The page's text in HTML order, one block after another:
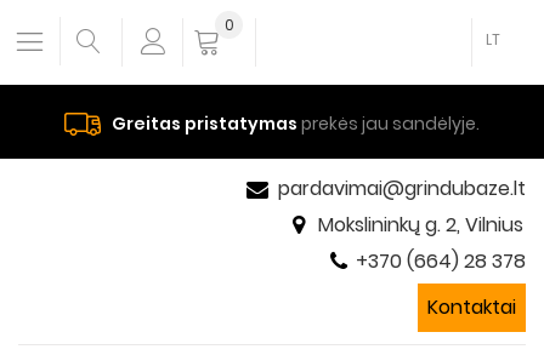
Greitas pristatymas prekės jau sandėlyje.
LT
0
pardavimai@grindubaze.lt
Mokslininkų g. 2, Vilnius
+370 (664) 28 378
Kontaktai